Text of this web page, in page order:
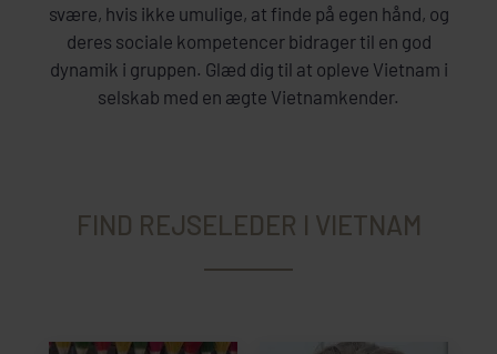
svære, hvis ikke umulige, at finde på egen hånd, og
deres sociale kompetencer bidrager til en god
dynamik i gruppen. Glæd dig til at opleve Vietnam i
selskab med en ægte Vietnamkender.
FIND REJSELEDER I VIETNAM